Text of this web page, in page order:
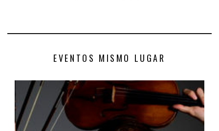
EVENTOS MISMO LUGAR